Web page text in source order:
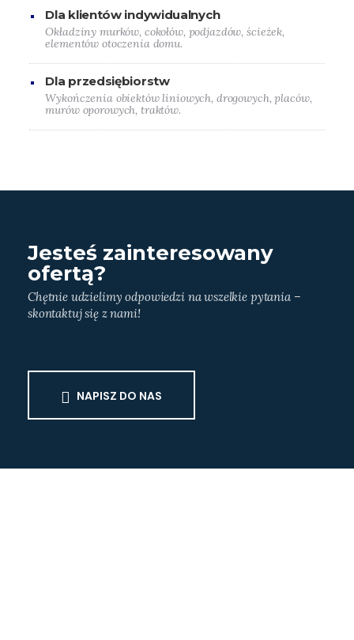
Dla klientów indywidualnych
Okładziny murków, cokołów, podjazdów, ścieżek,
elementów otoczenia domu.
Dla przedsiębiorstw
Wykończenia obiektów liniowych, drogowych, placów,
murów oporowych, traktów.
Jesteś zainteresowany
ofertą?
Chętnie udzielimy odpowiedzi na wszelkie pytania –
skontaktuj się z nami!
NAPISZ DO NAS